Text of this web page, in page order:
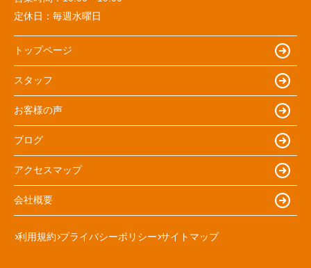
定休日： 毎週水曜日
トップページ
スタッフ
お客様の声
ブログ
アクセスマップ
会社概要
利用規約 プライバシーポリシー サイトマップ